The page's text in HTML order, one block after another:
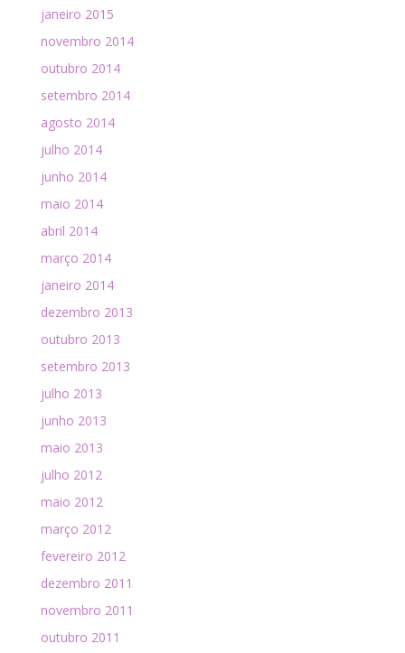
janeiro 2015
novembro 2014
outubro 2014
setembro 2014
agosto 2014
julho 2014
junho 2014
maio 2014
abril 2014
março 2014
janeiro 2014
dezembro 2013
outubro 2013
setembro 2013
julho 2013
junho 2013
maio 2013
julho 2012
maio 2012
março 2012
fevereiro 2012
dezembro 2011
novembro 2011
outubro 2011